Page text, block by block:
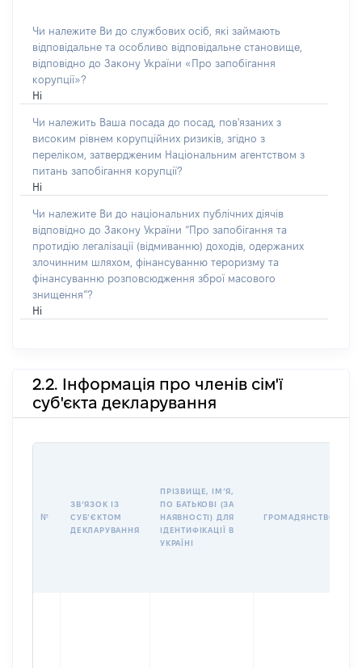
Чи належите Ви до службових осіб, які займають
відповідальне та особливо відповідальне становище,
відповідно до Закону України «Про запобігання
корупції»?
Ні
Чи належить Ваша посада до посад, пов'язаних з
високим рівнем корупційних ризиків, згідно з
переліком, затвердженим Національним агентством з
питань запобігання корупції?
Ні
Чи належите Ви до національних публічних діячів
відповідно до Закону України “Про запобігання та
протидію легалізації (відмиванню) доходів, одержаних
злочинним шляхом, фінансуванню тероризму та
фінансуванню розповсюдження зброї масового
знищення”?
Ні
2.2. Інформація про членів сім'ї
суб'єкта декларування
№
ЗВʼЯЗОК ІЗ
СУБʼЄКТОМ
ДЕКЛАРУВАННЯ
ПРІЗВИЩЕ, ІМʼЯ,
ПО БАТЬКОВІ (ЗА
НАЯВНОСТІ) ДЛЯ
ІДЕНТИФІКАЦІЇ В
УКРАЇНІ
ГРОМАДЯНСТВО